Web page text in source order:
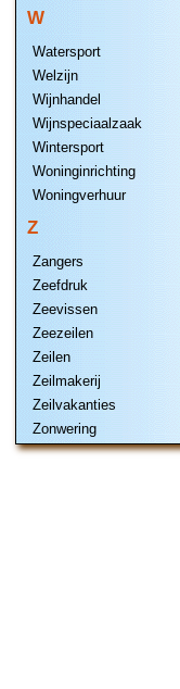
W
Watersport
Welzijn
Wijnhandel
Wijnspeciaalzaak
Wintersport
Woninginrichting
Woningverhuur
Z
Zangers
Zeefdruk
Zeevissen
Zeezeilen
Zeilen
Zeilmakerij
Zeilvakanties
Zonwering